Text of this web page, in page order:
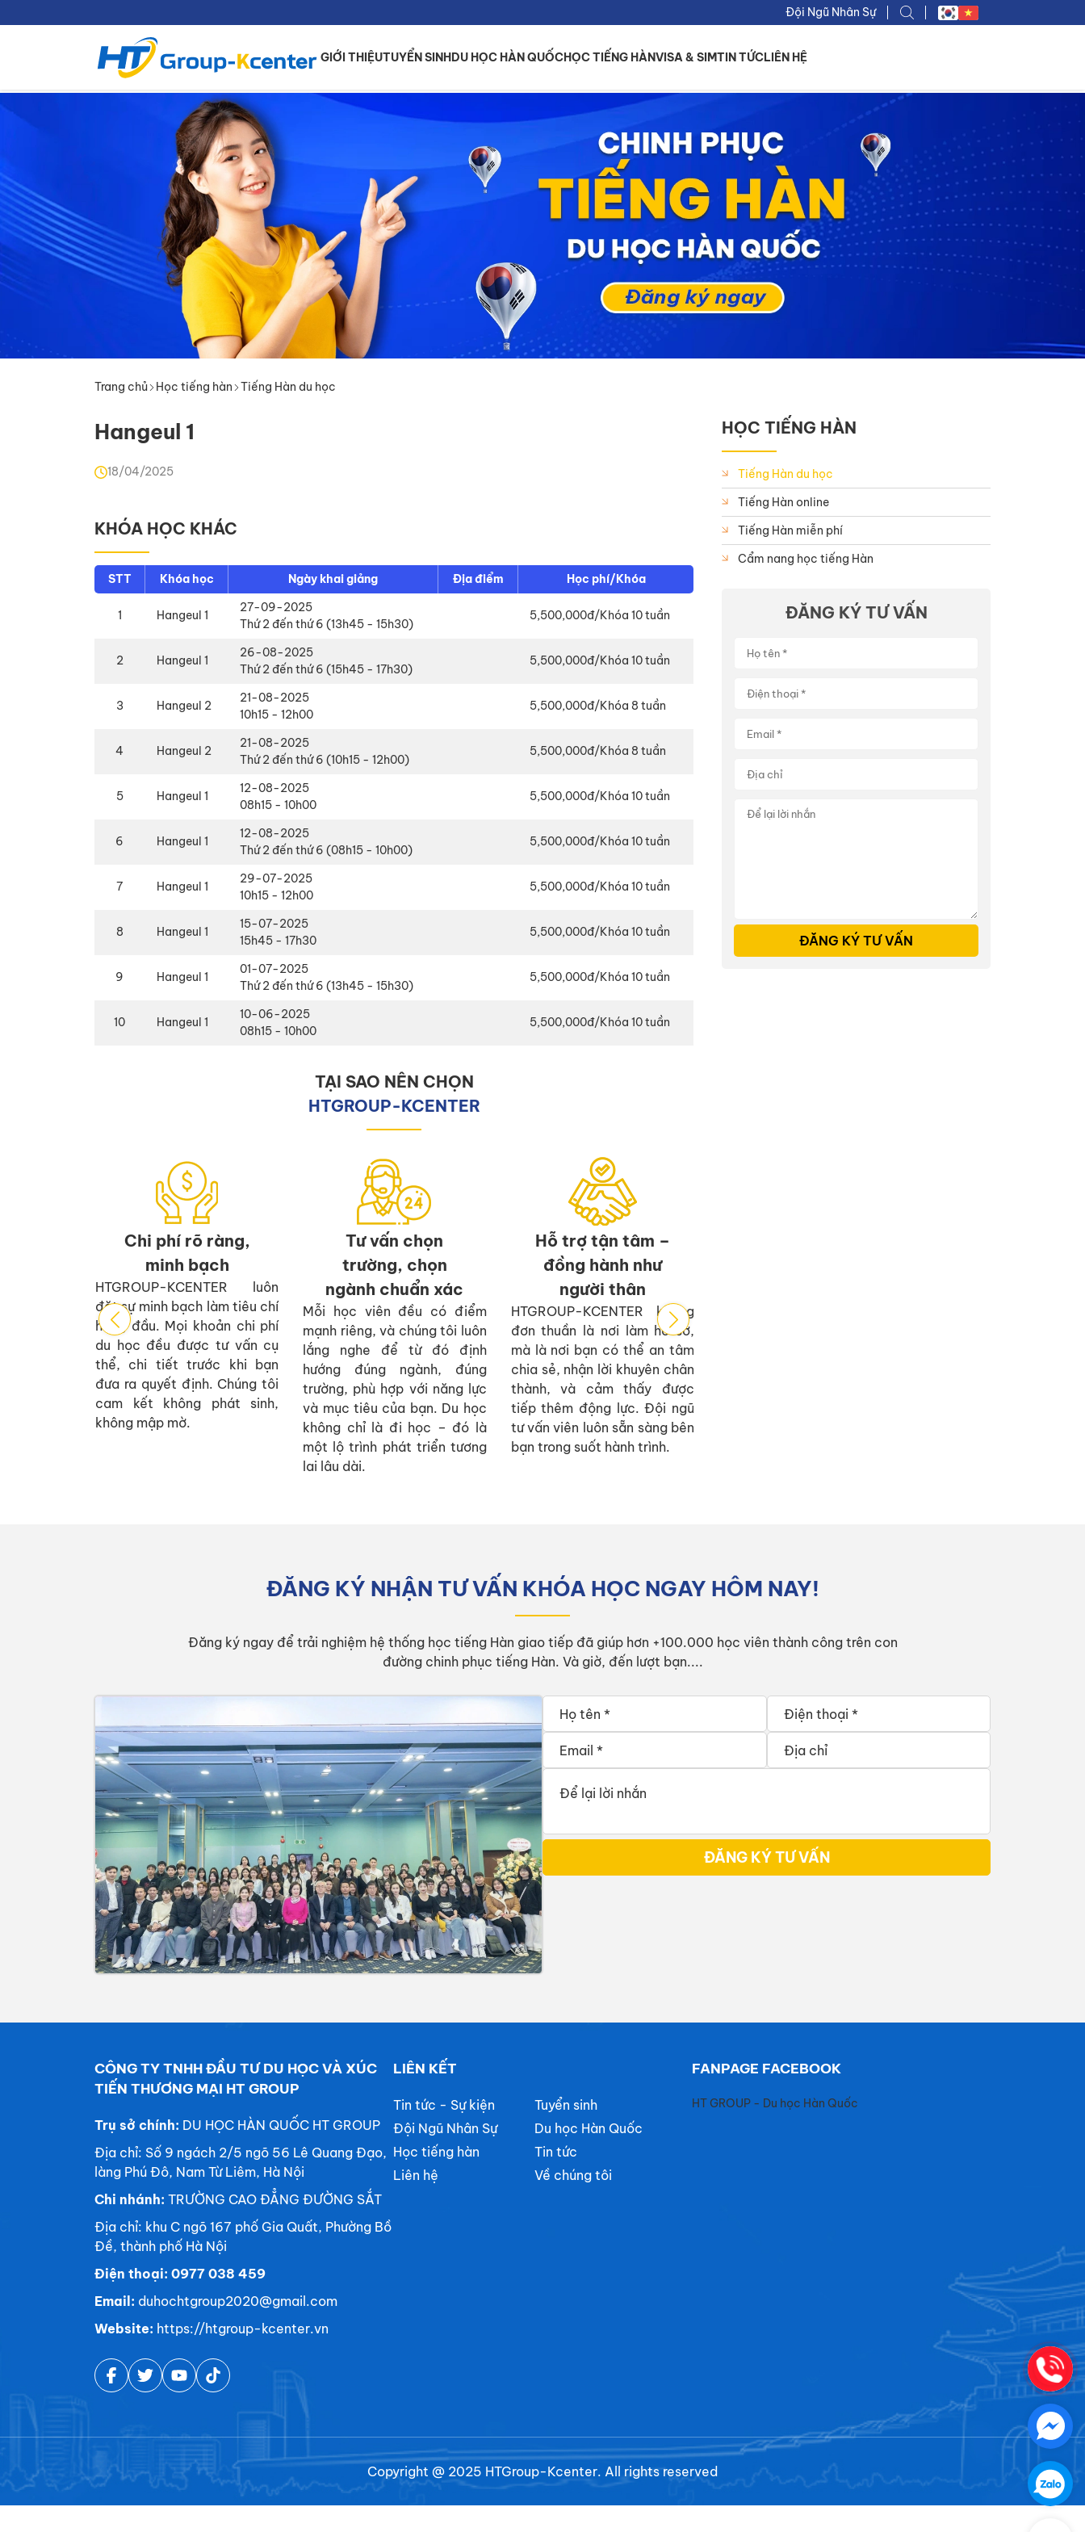
Đội Ngũ Nhân Sự
GIỚI THIỆUTUYỂN SINHDU HỌC HÀN QUỐCHỌC TIẾNG HÀNVISA & SIMTIN TỨCLIÊN HỆ
Trang chủ Học tiếng hàn Tiếng Hàn du học
Hangeul 1
18/04/2025
KHÓA HỌC KHÁC
STT Khóa học Ngày khai giảng Địa điểm Học phí/Khóa
1 Hangeul 1
27-09-2025
Thứ 2 đến thứ 6 (13h45 - 15h30)
5,500,000đ/Khóa 10 tuần
2 Hangeul 1
26-08-2025
Thứ 2 đến thứ 6 (15h45 - 17h30)
5,500,000đ/Khóa 10 tuần
3 Hangeul 2
21-08-2025
10h15 - 12h00
5,500,000đ/Khóa 8 tuần
4 Hangeul 2
21-08-2025
Thứ 2 đến thứ 6 (10h15 - 12h00)
5,500,000đ/Khóa 8 tuần
5 Hangeul 1
12-08-2025
08h15 - 10h00
5,500,000đ/Khóa 10 tuần
6 Hangeul 1
12-08-2025
Thứ 2 đến thứ 6 (08h15 - 10h00)
5,500,000đ/Khóa 10 tuần
7 Hangeul 1
29-07-2025
10h15 - 12h00
5,500,000đ/Khóa 10 tuần
8 Hangeul 1
15-07-2025
15h45 - 17h30
5,500,000đ/Khóa 10 tuần
9 Hangeul 1
01-07-2025
Thứ 2 đến thứ 6 (13h45 - 15h30)
5,500,000đ/Khóa 10 tuần
10 Hangeul 1
10-06-2025
08h15 - 10h00
5,500,000đ/Khóa 10 tuần
TẠI SAO NÊN CHỌN
HTGROUP-KCENTER
Chi phí rõ ràng,
minh bạch
HTGROUP-KCENTER luôn
đặt sự minh bạch làm tiêu chí
hàng đầu. Mọi khoản chi phí
du học đều được tư vấn cụ
thể, chi tiết trước khi bạn
đưa ra quyết định. Chúng tôi
cam kết không phát sinh,
không mập mờ.
Tư vấn chọn
trường, chọn
ngành chuẩn xác
Mỗi học viên đều có điểm
mạnh riêng, và chúng tôi luôn
lắng nghe để từ đó định
hướng đúng ngành, đúng
trường, phù hợp với năng lực
và mục tiêu của bạn. Du học
không chỉ là đi học – đó là
một lộ trình phát triển tương
lai lâu dài.
Hỗ trợ tận tâm –
đồng hành như
người thân
HTGROUP-KCENTER không
đơn thuần là nơi làm hồ sơ,
mà là nơi bạn có thể an tâm
chia sẻ, nhận lời khuyên chân
thành, và cảm thấy được
tiếp thêm động lực. Đội ngũ
tư vấn viên luôn sẵn sàng bên
bạn trong suốt hành trình.
HỌC TIẾNG HÀN
Tiếng Hàn du học
Tiếng Hàn online
Tiếng Hàn miễn phí
Cẩm nang học tiếng Hàn
ĐĂNG KÝ TƯ VẤN
ĐĂNG KÝ TƯ VẤN
ĐĂNG KÝ NHẬN TƯ VẤN KHÓA HỌC NGAY HÔM NAY!
Đăng ký ngay để trải nghiệm hệ thống học tiếng Hàn giao tiếp đã giúp hơn +100.000 học viên thành công trên con
đường chinh phục tiếng Hàn. Và giờ, đến lượt bạn....
ĐĂNG KÝ TƯ VẤN
CÔNG TY TNHH ĐẦU TƯ DU HỌC VÀ XÚC
TIẾN THƯƠNG MẠI HT GROUP
Trụ sở chính: DU HỌC HÀN QUỐC HT GROUP
Địa chỉ: Số 9 ngách 2/5 ngõ 56 Lê Quang Đạo,
làng Phú Đô, Nam Từ Liêm, Hà Nội
Chi nhánh: TRƯỜNG CAO ĐẲNG ĐƯỜNG SẮT
Địa chỉ: khu C ngõ 167 phố Gia Quất, Phường Bồ
Đề, thành phố Hà Nội
Điện thoại: 0977 038 459
Email: duhochtgroup2020@gmail.com
Website: https://htgroup-kcenter.vn
LIÊN KẾT
Tin tức - Sự kiện
Tuyển sinh
Đội Ngũ Nhân Sự
Du học Hàn Quốc
Học tiếng hàn
Tin tức
Liên hệ
Về chúng tôi
FANPAGE FACEBOOK
HT GROUP - Du học Hàn Quốc
Copyright @ 2025 HTGroup-Kcenter. All rights reserved